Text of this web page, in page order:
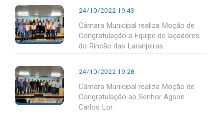
24/10/2022 19:43
Câmara Municipal realiza Moção de
Congratulação a Equipe de laçadores
do Rincão das Laranjeiras.
24/10/2022 19:28
Câmara Municipal realiza Moção de
Congratulação ao Senhor Agson
Carlos Lor.